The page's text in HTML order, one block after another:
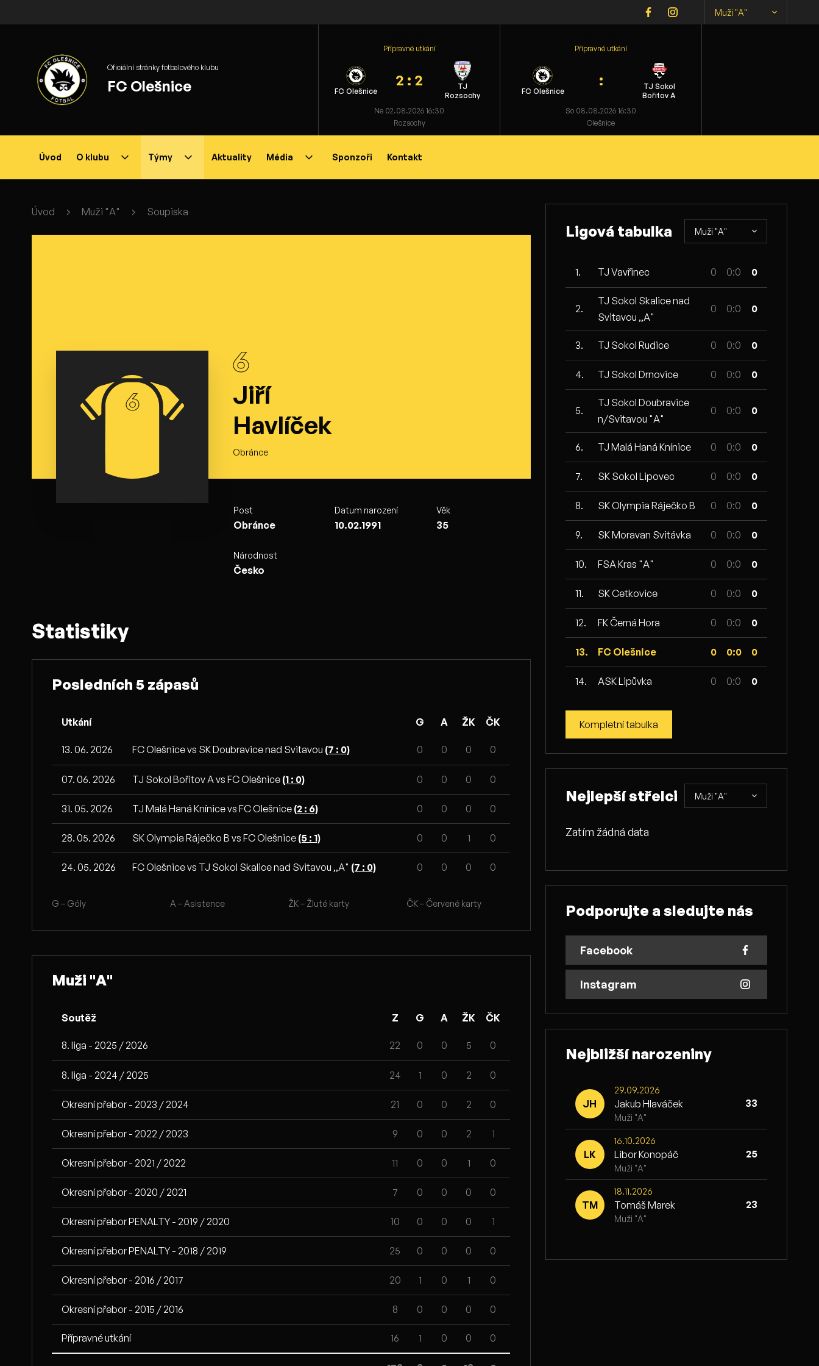
Muži "A"
Oficiální stránky fotbalového klubu
FC Olešnice
Přípravné utkání
FC Olešnice
2 : 2
TJ
Rozsochy
Ne 02.08.2026 16:30
Rozsochy
Přípravné utkání
FC Olešnice
:
TJ Sokol
Bořitov A
So 08.08.2026 16:30
Olešnice
Úvod O klubu Týmy Aktuality Média Sponzoři Kontakt
Úvod Muži "A" Soupiska
6
6
Jiří
Havlíček
Obránce
Post
Obránce
Datum narození
10.02.1991
Věk
35
Národnost
Česko
Statistiky
Posledních 5 zápasů
Utkání G A ŽK ČK
13. 06. 2026 FC Olešnice vs SK Doubravice nad Svitavou (7 : 0) 0 0 0 0
07. 06. 2026 TJ Sokol Bořitov A vs FC Olešnice (1 : 0) 0 0 0 0
31. 05. 2026 TJ Malá Haná Knínice vs FC Olešnice (2 : 6) 0 0 0 0
28. 05. 2026 SK Olympia Ráječko B vs FC Olešnice (5 : 1) 0 0 1 0
24. 05. 2026 FC Olešnice vs TJ Sokol Skalice nad Svitavou ,,A" (7 : 0) 0 0 0 0
G – Góly A – Asistence ŽK – Žluté karty ČK – Červené karty
Muži "A"
Soutěž Z G A ŽK ČK
8. liga - 2025 / 2026 22 0 0 5 0
8. liga - 2024 / 2025 24 1 0 2 0
Okresní přebor - 2023 / 2024 21 0 0 2 0
Okresní přebor - 2022 / 2023 9 0 0 2 1
Okresní přebor - 2021 / 2022 11 0 0 1 0
Okresní přebor - 2020 / 2021 7 0 0 0 0
Okresní přebor PENALTY - 2019 / 2020 10 0 0 0 1
Okresní přebor PENALTY - 2018 / 2019 25 0 0 0 0
Okresní přebor - 2016 / 2017 20 1 0 1 0
Okresní přebor - 2015 / 2016 8 0 0 0 0
Přípravné utkání 16 1 0 0 0
Ligová tabulka Muži "A"
1. TJ Vavřinec 0 0:0 0
2.
TJ Sokol Skalice nad
Svitavou ,,A"
0 0:0 0
3. TJ Sokol Rudice 0 0:0 0
4. TJ Sokol Drnovice 0 0:0 0
5.
TJ Sokol Doubravice
n/Svitavou "A"
0 0:0 0
6. TJ Malá Haná Knínice 0 0:0 0
7. SK Sokol Lipovec 0 0:0 0
8. SK Olympia Ráječko B 0 0:0 0
9. SK Moravan Svitávka 0 0:0 0
10. FSA Kras "A" 0 0:0 0
11. SK Cetkovice 0 0:0 0
12. FK Černá Hora 0 0:0 0
13. FC Olešnice 0 0:0 0
14. ASK Lipůvka 0 0:0 0
Kompletní tabulka
Nejlepší střelci Muži "A"
Zatím žádná data
Podporujte a sledujte nás
Facebook
Instagram
Nejbližší narozeniny
JH
29.09.2026
Jakub Hlaváček
Muži "A"
33
LK
16.10.2026
Libor Konopáč
Muži "A"
25
TM
18.11.2026
Tomáš Marek
Muži "A"
23